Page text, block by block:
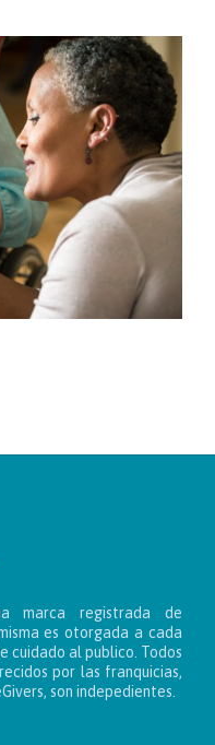
marca registrada de
es otorgada a cada
cuidado al publico. Todos
por las franquicias,
son indepedientes.